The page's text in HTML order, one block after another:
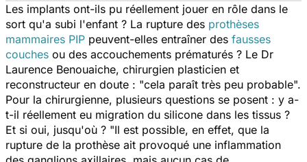
Les implants ont-ils pu réellement jouer en rôle dans le
sort qu'a subi l'enfant ? La rupture des prothèses
mammaires PIP peuvent-elles entraîner des fausses
couches ou des accouchements prématurés ? Le Dr
Laurence Benouaiche, chirurgien plasticien et
reconstructeur en doute : "cela paraît très peu probable".
Pour la chirurgienne, plusieurs questions se posent : y a-
t-il réellement eu migration du silicone dans les tissus ?
Et si oui, jusqu'où ? "Il est possible, en effet, que la
rupture de la prothèse ait provoqué une inflammation